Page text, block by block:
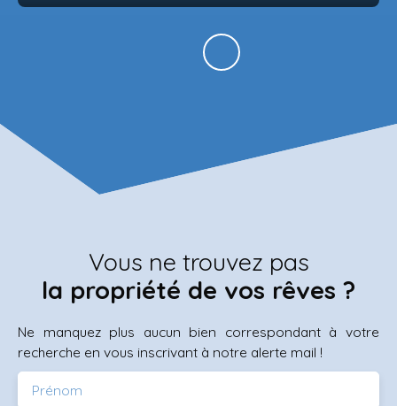
Vous ne trouvez pas
la propriété de vos rêves ?
Ne manquez plus aucun bien correspondant à votre
recherche en vous inscrivant à notre alerte mail !
Prénom